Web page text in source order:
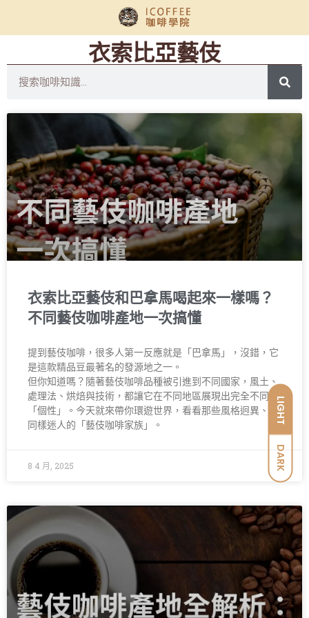
LIGHT
DARK
衣索比亞藝伎
衣索比亞藝伎和巴拿馬喝起來一樣嗎？
不同藝伎咖啡產地一次搞懂
提到藝伎咖啡，很多人第一反應就是「巴拿馬」，沒錯，它
是這款精品豆最著名的發源地之一。
但你知道嗎？隨著藝伎咖啡品種被引進到不同國家，風土、
處理法、烘焙與技術，都讓它在不同地區展現出完全不同的
「個性」。今天就來帶你環遊世界，看看那些風格迥異、卻
同樣迷人的「藝伎咖啡家族」。
8 4 月, 2025